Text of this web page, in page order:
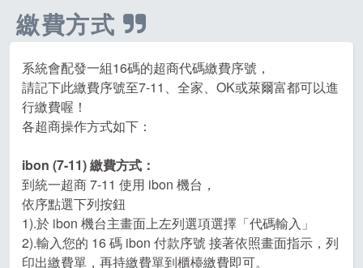
繳費方式
系統會配發一組16碼的超商代碼繳費序號，
請記下此繳費序號至7-11、全家、OK或萊爾富都可以進
行繳費喔！
各超商操作方式如下：
ibon (7-11) 繳費方式：
到統一超商 7-11 使用 ibon 機台，
依序點選下列按鈕
1).於 ibon 機台主畫面上左列選項選擇「代碼輸入」
2).輸入您的 16 碼 ibon 付款序號 接著依照畫面指示，列
印出繳費單，再持繳費單到櫃檯繳費即可。